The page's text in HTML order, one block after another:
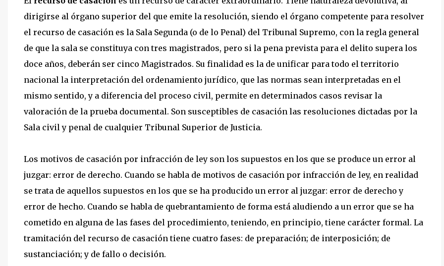
dirigirse al órgano superior del que emite la resolución, siendo el órgano competente para resolver
el recurso de casación es la Sala Segunda (o de lo Penal) del Tribunal Supremo, con la regla general
de que la sala se constituya con tres magistrados, pero si la pena prevista para el delito supera los
doce años, deberán ser cinco Magistrados. Su finalidad es la de unificar para todo el territorio
nacional la interpretación del ordenamiento jurídico, que las normas sean interpretadas en el
mismo sentido, y a diferencia del proceso civil, permite en determinados casos revisar la
valoración de la prueba documental. Son susceptibles de casación las resoluciones dictadas por la
Sala civil y penal de cualquier Tribunal Superior de Justicia.
Los motivos de casación por infracción de ley son los supuestos en los que se produce un error al
juzgar: error de derecho. Cuando se habla de motivos de casación por infracción de ley, en realidad
se trata de aquellos supuestos en los que se ha producido un error al juzgar: error de derecho y
error de hecho. Cuando se habla de quebrantamiento de forma está aludiendo a un error que se ha
cometido en alguna de las fases del procedimiento, teniendo, en principio, tiene carácter formal. La
tramitación del recurso de casación tiene cuatro fases: de preparación; de interposición; de
sustanciación; y de fallo o decisión.